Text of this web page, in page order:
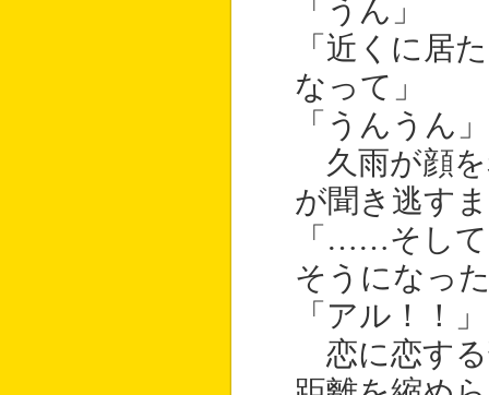
「うん」
「近くに居
なって」
「うんうん」
久雨が顔を
が聞き逃す
「……そし
そうになっ
「アル！！」
恋に恋する